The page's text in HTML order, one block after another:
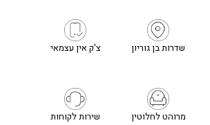
שדרות בן גוריון צ'ק אין עצמאי
מרוהט לחלוטין שירות לקוחות